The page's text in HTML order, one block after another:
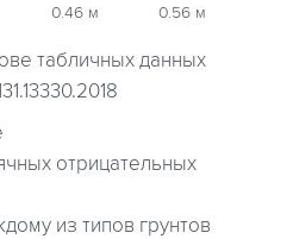
0.46 м 0.56 м
табличных данных
отрицательных
из типов грунтов